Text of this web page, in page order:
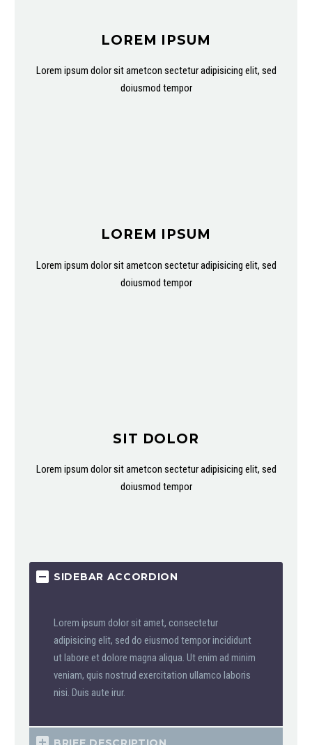
LOREM IPSUM
Lorem ipsum dolor sit ametcon sectetur adipisicing elit, sed
doiusmod tempor
LOREM IPSUM
Lorem ipsum dolor sit ametcon sectetur adipisicing elit, sed
doiusmod tempor
SIT DOLOR
Lorem ipsum dolor sit ametcon sectetur adipisicing elit, sed
doiusmod tempor
SIDEBAR ACCORDION
Lorem ipsum dolor sit amet, consectetur
adipisicing elit, sed do eiusmod tempor incididunt
ut labore et dolore magna aliqua. Ut enim ad minim
veniam, quis nostrud exercitation ullamco laboris
nisi. Duis aute irur.